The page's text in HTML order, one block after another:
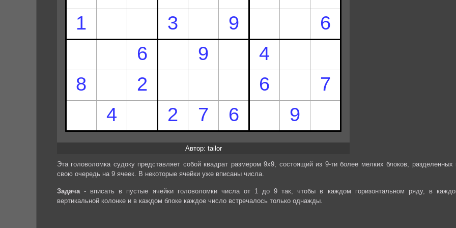
Автор: tailor
Эта головоломка судоку представляет собой квадрат размером 9х9, состоящий из 9-ти более мелких блоков, разделенных
свою очередь на 9 ячеек. В некоторые ячейки уже вписаны числа.
Задача- вписать в пустые ячейки головоломки числа от 1 до 9 так, чтобы в каждом горизонтальном ряду, в
вертикальной колонке и в каждом блоке каждое число встречалось только однажды.